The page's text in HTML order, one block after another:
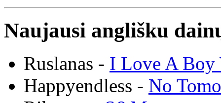
Naujausi anglišku
Ruslanas - I Love A Boy
Happyendless - No